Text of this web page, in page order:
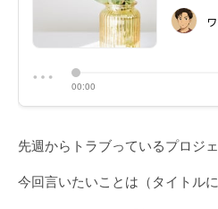
先週からトラブっているプロジェ
今回言いたいことは（タイトル